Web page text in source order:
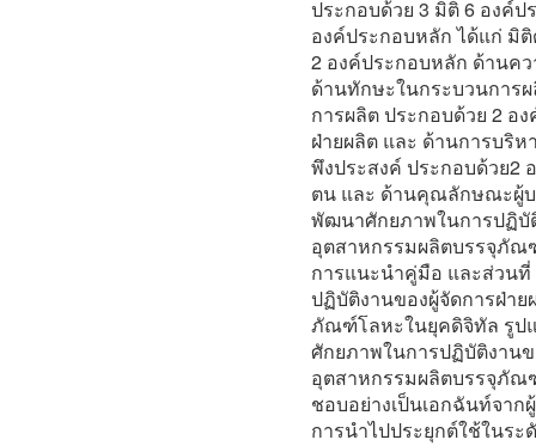
ประกอบด้วย 3 มิติ 6 องค์
องค์ประกอบหลัก ได้แก่ มิ
2 องค์ประกอบหลัก ด้านค
ด้านทักษะในกระบวนการ
การผลิต ประกอบด้วย 2 อ
ฝ่ายผลิต และ ด้านการบ
พึงประสงค์ ประกอบด้วย
ตน และ ด้านคุณลักษณะผู้บ
พัฒนาศักยภาพในการปฏิบั
อุตสาหกรรมผลิตบรรจุภัณ
การแนะนำคู่มือ และส่วน
ปฏิบัติงานของผู้จัดการฝ่า
ภัณฑ์โลหะในยุคดิจิทัล รูป
ศักยภาพในการปฏิบัติงาน
อุตสาหกรรมผลิตบรรจุภัณ
ชอบอย่างเป็นเอกฉันท์จา
การนำไปประยุกต์ใช้ในระ